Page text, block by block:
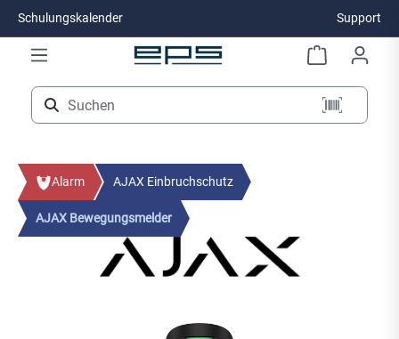
Zum Hauptinhalt springen
Schulungskalender Support
Alarm AJAX Einbruchschutz
AJAX Bewegungsmelder